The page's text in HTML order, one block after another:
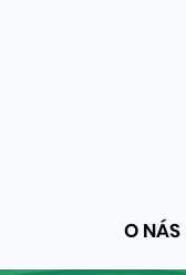
O NÁS